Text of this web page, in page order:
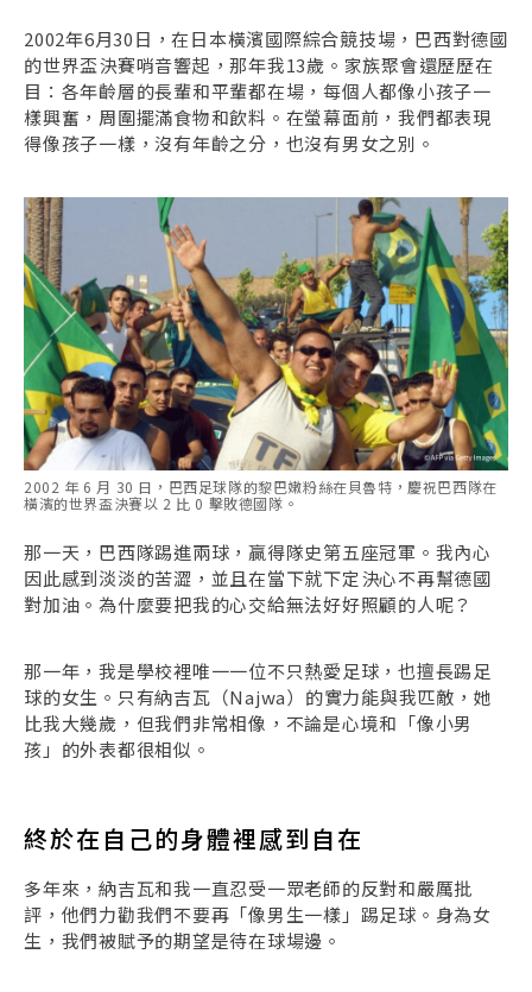
2002年6月30日，在日本橫濱國際綜合競技場，巴西對德國
的世界盃決賽哨音響起，那年我13歲。家族聚會還歷歷在
目：各年齡層的長輩和平輩都在場，每個人都像小孩子一
樣興奮，周圍擺滿食物和飲料。在螢幕面前，我們都表現
得像孩子一樣，沒有年齡之分，也沒有男女之別。
2002 年 6 月 30 日，巴西足球隊的黎巴嫩粉絲在貝魯特，慶祝巴西隊在
橫濱的世界盃決賽以 2 比 0 擊敗德國隊。
那一天，巴西隊踢進兩球，贏得隊史第五座冠軍。我內心
因此感到淡淡的苦澀，並且在當下就下定決心不再幫德國
對加油。為什麼要把我的心交給無法好好照顧的人呢？
那一年，我是學校裡唯一一位不只熱愛足球，也擅長踢足
球的女生。只有納吉瓦（Najwa）的實力能與我匹敵，她
比我大幾歲，但我們非常相像，不論是心境和「像小男
孩」的外表都很相似。
終於在自己的身體裡感到自在
多年來，納吉瓦和我一直忍受一眾老師的反對和嚴厲批
評，他們力勸我們不要再「像男生一樣」踢足球。身為女
生，我們被賦予的期望是待在球場邊。